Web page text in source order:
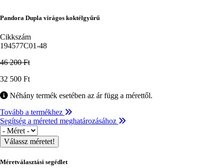
Pandora Dupla virágos koktélgyűrű
Cikkszám
194577C01-48
46 200 Ft
Ár
32 500 Ft
Néhány termék esetében az ár függ a mérettől.
Tovább a termékhez
Segítség a méreted meghatározásához
Méret
Méretválasztási segédlet